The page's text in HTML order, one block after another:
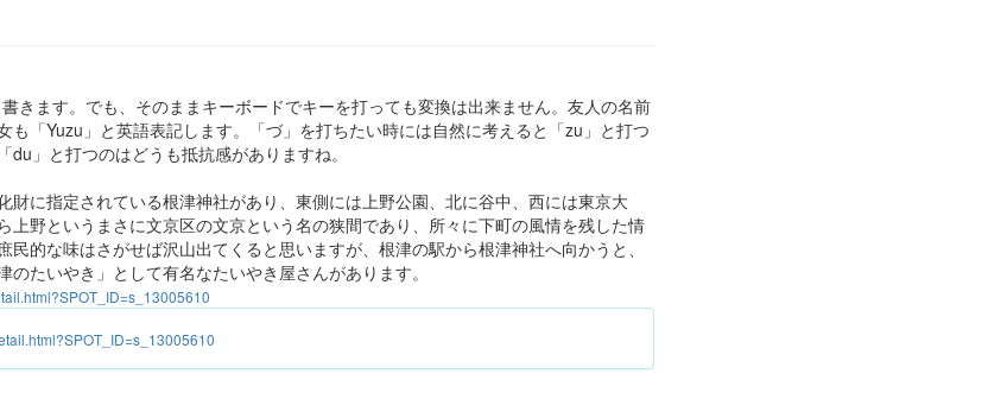
きます。でも、そのままキーボードでキーを打っても変換は出来ません。友人の名前
も「Yuzu」と英語表記します。「づ」を打ちたい時には自然に考えると「zu」と打つ
du」と打つのはどうも抵抗感がありますね。
財に指定されている根津神社があり、東側には上野公園、北に谷中、西には東京大
上野というまさに文京区の文京という名の狭間であり、所々に下町の風情を残した情
的な味はさがせば沢山出てくると思いますが、根津の駅から根津神社へ向かうと、
たいやき」として有名なたいやき屋さんがあります。